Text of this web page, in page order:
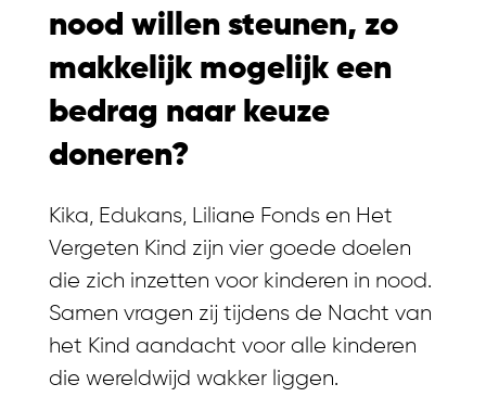
nood willen steunen, zo
makkelijk mogelijk een
bedrag naar keuze
doneren?
Kika, Edukans, Liliane Fonds en Het
Vergeten Kind zijn vier goede doelen
die zich inzetten voor kinderen in nood.
Samen vragen zij tijdens de Nacht van
het Kind aandacht voor alle kinderen
die wereldwijd wakker liggen.